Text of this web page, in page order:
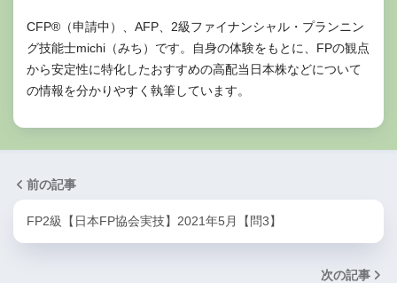
CFP®（申請中）、AFP、2級ファイナンシャル・プランニン
グ技能士michi（みち）です。自身の体験をもとに、FPの観点
から安定性に特化したおすすめの高配当日本株などについて
の情報を分かりやすく執筆しています。
前の記事
FP2級【日本FP協会実技】2021年5月【問3】
次の記事